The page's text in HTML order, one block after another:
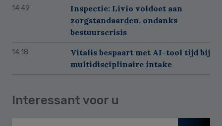
14:49
Inspectie: Livio voldoet aan
zorgstandaarden, ondanks
bestuurscrisis
14:18
Vitalis bespaart met AI-tool tijd bij
multidisciplinaire intake
Interessant voor u